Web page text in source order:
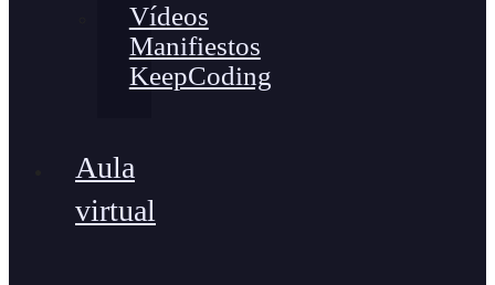
Vídeos
Manifiestos
KeepCoding
Aula
virtual